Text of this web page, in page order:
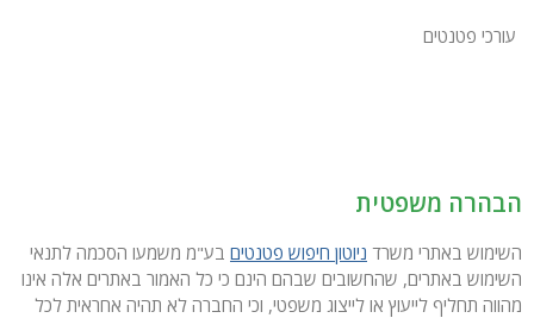
עורכי פטנטים
הבהרה משפטית
השימוש באתרי משרד ניוטון חיפוש פטנטים בע"מ משמעו הסכמה לתנאי
השימוש באתרים, שהחשובים שבהם הינם כי כל האמור באתרים אלה אינו
מהווה תחליף לייעוץ או לייצוג משפטי, וכי החברה לא תהיה אחראית לכל